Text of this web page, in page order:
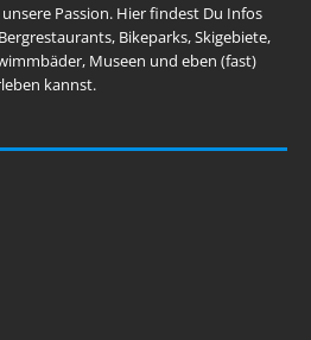
Passion. Hier findest Du Infos
Bikeparks, Skigebiete,
Museen und eben (fast)
kannst.